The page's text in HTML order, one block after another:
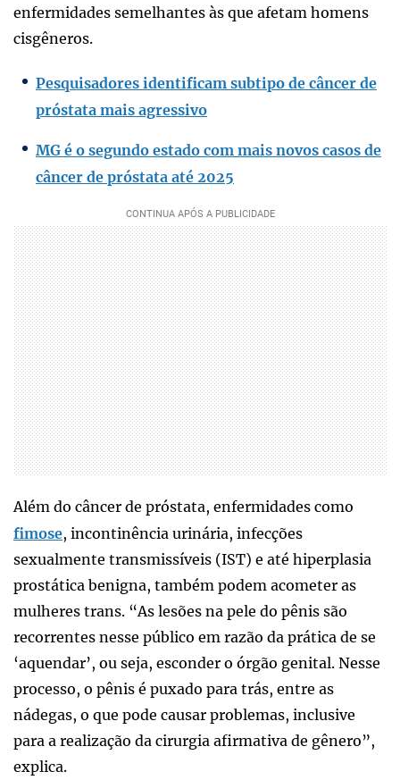
enfermidades semelhantes às que afetam homens
cisgêneros.
Pesquisadores identificam subtipo de câncer de
próstata mais agressivo
MG é o segundo estado com mais novos casos de
câncer de próstata até 2025
Além do câncer de próstata, enfermidades como
fimose, incontinência urinária, infecções
sexualmente transmissíveis (IST) e até hiperplasia
prostática benigna, também podem acometer as
mulheres trans. “As lesões na pele do pênis são
recorrentes nesse público em razão da prática de se
‘aquendar’, ou seja, esconder o órgão genital. Nesse
processo, o pênis é puxado para trás, entre as
nádegas, o que pode causar problemas, inclusive
para a realização da cirurgia afirmativa de gênero”,
explica.